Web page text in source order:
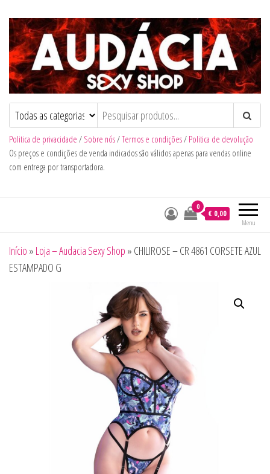
Audacia Sexy Shop
Politica de privacidade / Sobre nós/Termos e condições/ Politica de devolução
Os preços e condições de venda indicados são válidos apenas para vendas online
com entrega por transportadora.
Menu
0
€ 0,00
Início » Loja – Audacia Sexy Shop » CHILIROSE – CR 4861 CORSETE AZUL
ESTAMPADO G